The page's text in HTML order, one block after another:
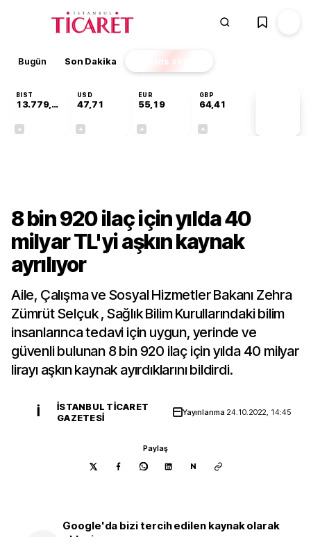
Bugün Son Dakika Finans EKSTRA
BIST
13.779,39
USD
47,71
EUR
55,19
GBP
64,41
8 bin 920 ilaç için yılda 40
milyar TL'yi aşkın kaynak
ayrılıyor
Aile, Çalışma ve Sosyal Hizmetler Bakanı Zehra
Zümrüt Selçuk , Sağlık Bilim Kurullarındaki bilim
insanlarınca tedavi için uygun, yerinde ve
güvenli bulunan 8 bin 920 ilaç için yılda 40 milyar
lirayı aşkın kaynak ayırdıklarını bildirdi.
İ
İSTANBUL TICARET
GAZETESI
Yayınlanma 24.10.2022, 14:45
Paylaş
N
Google'da bizi tercih edilen kaynak olarak